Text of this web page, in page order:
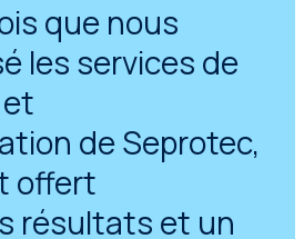
que nous
les services de
de Seprotec,
offert
résultats et un